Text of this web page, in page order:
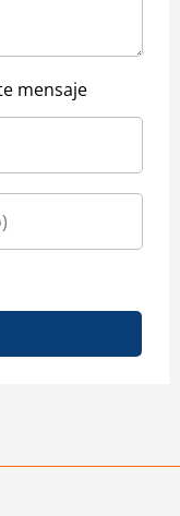
mensaje